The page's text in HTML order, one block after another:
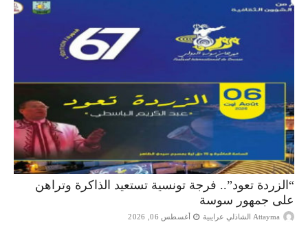
“الزردة تعود”.. فرجة تونسية تستعيد الذاكرة وتراهن
على جمهور سوسة
Attayma الشاذلي عرايبية أغسطس 06, 2026